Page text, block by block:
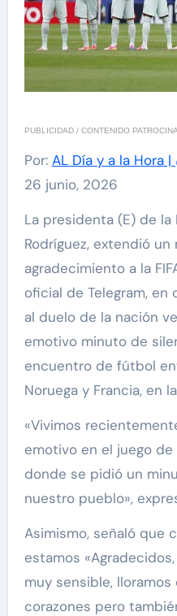
PUBLICIDAD / CONTENIDO
Por: AL Día y a la Hora
26 junio, 2026
La presidenta (E) de la República, Delcy
Rodríguez, extendió un
agradecimiento a la
oficial de Telegram,
al duelo de la nación
emotivo minuto de
encuentro de fútbol
Noruega y Francia, en
«Vivimos
emotivo en el juego de
donde se pidió un
nuestro pueblo»,
Asimismo, señaló que
estamos
muy sensible,
corazones pero